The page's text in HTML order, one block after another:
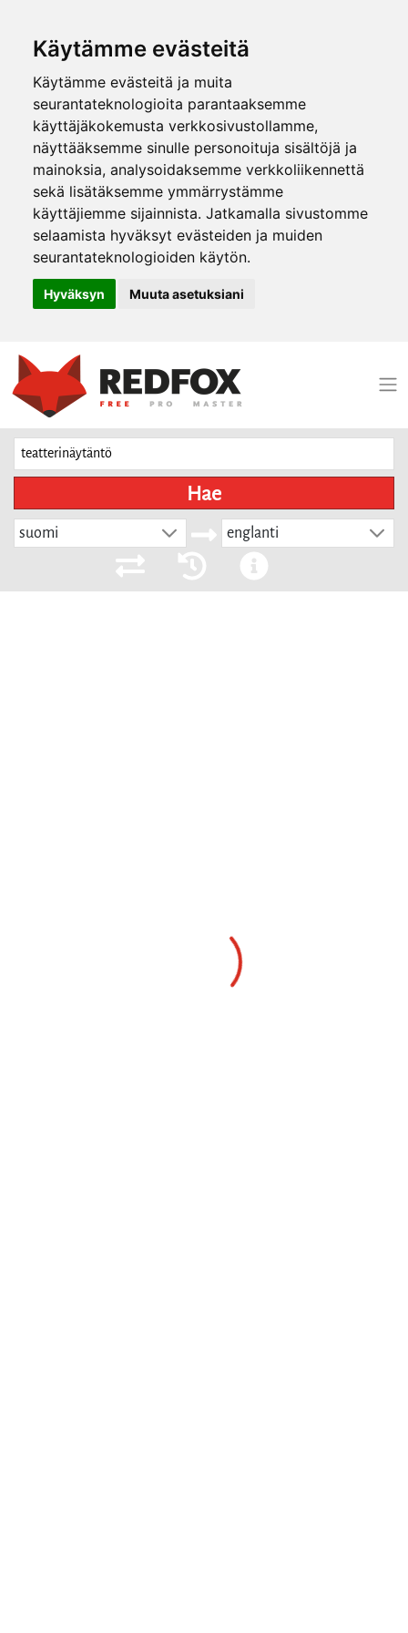
Käytämme evästeitä
Käytämme evästeitä ja muita
seurantateknologioita parantaaksemme
käyttäjäkokemusta verkkosivustollamme,
näyttääksemme sinulle personoituja sisältöjä ja
mainoksia, analysoidaksemme verkkoliikennettä
sekä lisätäksemme ymmärrystämme
käyttäjiemme sijainnista. Jatkamalla sivustomme
selaamista hyväksyt evästeiden ja muiden
seurantateknologioiden käytön.
Hyväksyn Muuta asetuksiani
Hae
suomi englanti